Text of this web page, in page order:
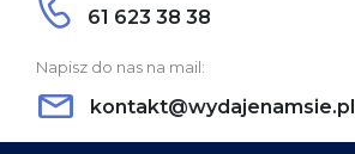
61 623 38 38
Napisz do nas na mail:
kontakt@wydajenamsie.pl